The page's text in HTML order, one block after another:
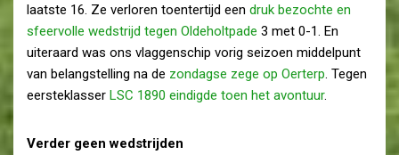
laatste 16. Ze verloren toentertijd een druk bezochte en
sfeervolle wedstrijd tegen Oldeholtpade 3 met 0-1. En
uiteraard was ons vlaggenschip vorig seizoen middelpunt
van belangstelling na de zondagse zege op Oerterp . Tegen
eersteklasser LSC 1890 eindigde toen het avontuur.
Verder geen wedstrijden